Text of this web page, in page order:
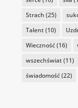
Strach (25)
Talent(10)
Wieczność(16)
wszechświat(11)
świadomość(22)